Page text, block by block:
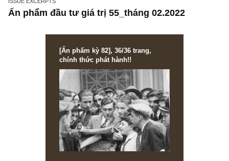
ISSUE EXCERPTS
Ấn phẩm đầu tư giá trị 55_tháng 02.2022
[Ấn phẩm kỳ 82], 36/36 trang,
chính thức phát hành!!